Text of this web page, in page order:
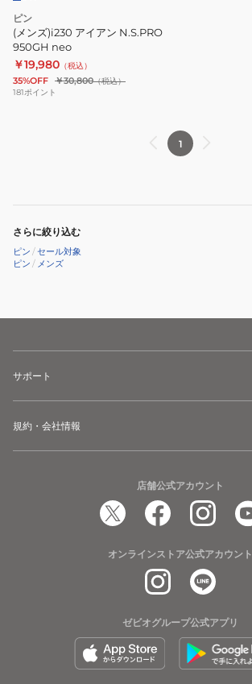
ピン
(メンズ)i230 アイアン N.S.PRO
950GH neo
￥19,980 （税込）
35%OFF ￥30,800（税込）
181ポイント
1
さらに絞り込む
ピン /セール対象
ピン / メンズ
サポート
規約・会社情報
店舗公式アカウント
オンラインストア公式アカウント
ゼビオグループ公式アプリ